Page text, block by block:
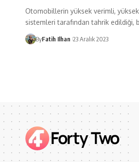
Otomobillerin yüksek verimli,
sistemleri tarafından tahrik edildiği,
ByFatih Ilhan 23 Aralık 2023